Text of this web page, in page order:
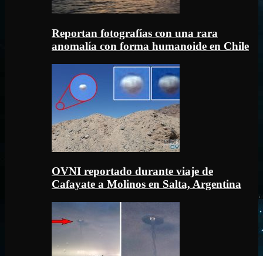
Reportan fotografías con una rara
anomalía con forma humanoide en Chile
OVNI reportado durante viaje de
Cafayate a Molinos en Salta, Argentina